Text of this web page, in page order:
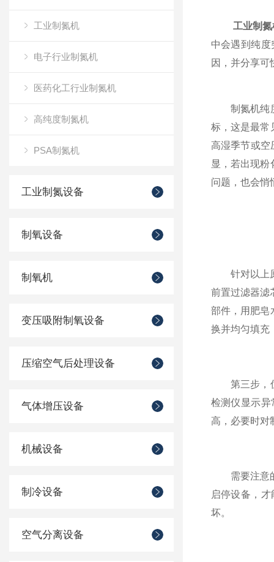
工业制氮机
电子行业制氮机
医药化工行业制氮机
高纯度制氮机
PSA制氮机
工业制氮设备
制氧设备
制氧机
变压吸附制氧设备
压缩空气后处理设备
气体增压设备
机械设备
制冷设备
空气分离设备
工业制
中会遇到纯
因，并分享可
制氮机纯度
标，这是最常
高湿季节或空
显，若出现
问题，也会悄
针对以上原
前置过滤器滤
部件，用肥皂
换并均匀填充
第三步，优
检测仪显示
高，必要时对
需要注意的
启停设备，
坏。